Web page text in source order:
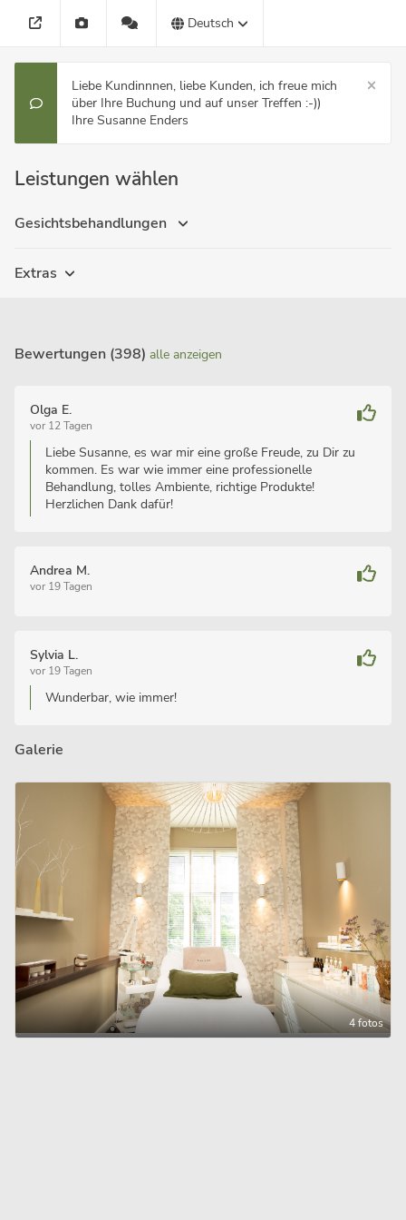
Deutsch
Liebe Kundinnnen, liebe Kunden, ich freue mich
über Ihre Buchung und auf unser Treffen :-))
Ihre Susanne Enders
Leistungen wählen
Gesichtsbehandlungen
Extras
Bewertungen (398) alle anzeigen
Olga E.
vor 12 Tagen
Liebe Susanne, es war mir eine große Freude, zu Dir zu
kommen. Es war wie immer eine professionelle
Behandlung, tolles Ambiente, richtige Produkte!
Herzlichen Dank dafür!
Andrea M.
vor 19 Tagen
Sylvia L.
vor 19 Tagen
Wunderbar, wie immer!
Galerie
4 fotos